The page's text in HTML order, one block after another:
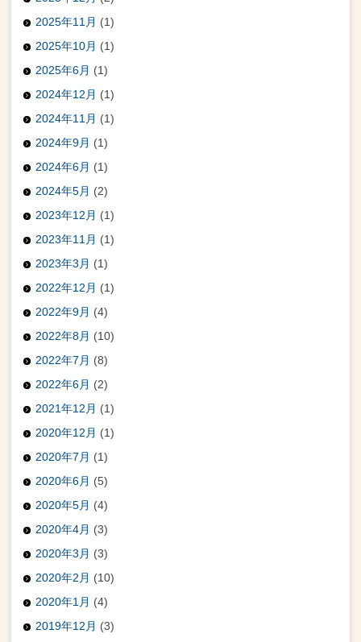
2025年11月 (1)
2025年10月 (1)
2025年6月 (1)
2024年12月 (1)
2024年11月 (1)
2024年9月 (1)
2024年6月 (1)
2024年5月 (2)
2023年12月 (1)
2023年11月 (1)
2023年3月 (1)
2022年12月 (1)
2022年9月 (4)
2022年8月 (10)
2022年7月 (8)
2022年6月 (2)
2021年12月 (1)
2020年12月 (1)
2020年7月 (1)
2020年6月 (5)
2020年5月 (4)
2020年4月 (3)
2020年3月 (3)
2020年2月 (10)
2020年1月 (4)
2019年12月 (3)